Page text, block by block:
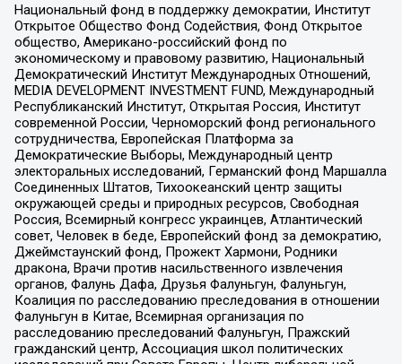
Национальный фонд в поддержку демократии, Институт
Открытое Общество Фонд Содействия, Фонд Открытое
общество, Американо-российский фонд по
экономическому и правовому развитию, Национальный
Демократический Институт Международных Отношений,
MEDIA DEVELOPMENT INVESTMENT FUND, Международный
Республиканский Институт, Открытая Россия, Институт
современной России, Черноморский фонд регионального
сотрудничества, Европейская Платформа за
Демократические Выборы, Международный центр
электоральных исследований, Германский фонд Маршалла
Соединенных Штатов, Тихоокеанский центр защиты
окружающей среды и природных ресурсов, Свободная
Россия, Всемирный конгресс украинцев, Атлантический
совет, Человек в беде, Европейский фонд за демократию,
Джеймстаунский фонд, Прожект Хармони, Родники
дракона, Врачи против насильственного извлечения
органов, Фалунь Дафа, Друзья Фалуньгун, Фалуньгун,
Коалиция по расследованию преследования в отношении
Фалуньгун в Китае, Всемирная организация по
расследованию преследований Фалуньгун, Пражский
гражданский центр, Ассоциация школ политических